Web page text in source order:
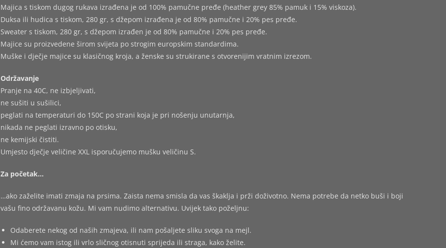
Majica s tiskom dugog rukava izrađena je od 100% pamučne pređe (heather grey 85% pamuk i 15% viskoza).
Duksa ili hudica s tiskom, 280 gr, s džepom izrađena je od 80% pamučne i 20% pes pređe.
Sweater s tiskom, 280 gr, s džepom izrađen je od 80% pamučne i 20% pes pređe.
Majice su proizvedene širom svijeta po strogim europskim standardima.
Muške i dječje majice su klasičnog kroja, a ženske su strukirane s otvorenijim vratnim izrezom.
Održavanje
Pranje na 40C, ne izbjeljivati,
ne sušiti u sušilici,
peglati na temperaturi do 150C po strani koja je pri nošenju unutarnja,
nikada ne peglati izravno po otisku,
ne kemijski čistiti.
Umjesto dječje veličine XXL isporučujemo mušku veličinu S.
Za početak…
…ako zaželite imati zmaja na prsima. Zaista nema smisla da vas škaklja i prži doživotno. Nema potrebe da netko buši i boji
vašu fino održavanu kožu. Mi vam nudimo alternativu. Uvijek tako poželjnu:
Odaberete nekog od naših zmajeva, ili nam pošaljete sliku svoga na mejl.
Mi ćemo vam istog ili vrlo sličnog otisnuti sprijeda ili straga, kako želite.